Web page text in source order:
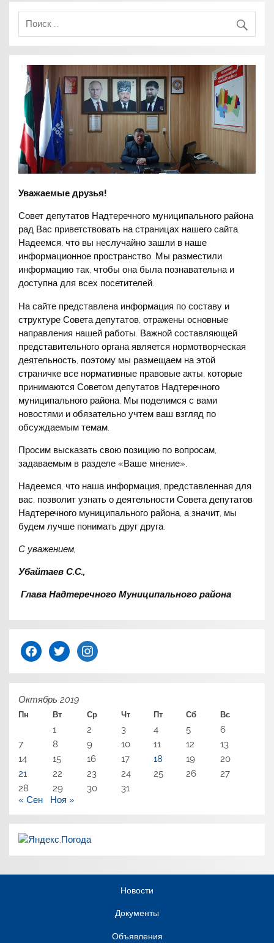
Уважаемые друзья!
Совет депутатов Надтеречного муниципального района
рад Вас приветствовать на страницах нашего сайта.
Надеемся, что вы неслучайно зашли в наше
информационное пространство. Мы разместили
информацию так, чтобы она была познавательна и
доступна для всех посетителей.
На сайте представлена информация по составу и
структуре Совета депутатов, отражены основные
направления нашей работы. Важной составляющей
представительного органа является нормотворческая
деятельность, поэтому мы размещаем на этой
страничке все нормативные правовые акты, которые
принимаются Советом депутатов Надтеречного
муниципального района. Мы поделимся с вами
новостями и обязательно учтем ваш взгляд по
обсуждаемым темам.
Просим высказать свою позицию по вопросам,
задаваемым в разделе «Ваше мнение».
Надеемся, что наша информация, представленная для
вас, позволит узнать о деятельности Совета депутатов
Надтеречного муниципального района, а значит, мы
будем лучше понимать друг друга.
С уважением,
Убайтаев С.С.,
Глава Надтеречного Муниципального района
facebooktwitter instagram
Октябрь 2019
Пн Вт Ср Чт Пт Сб Вс
1 2 3 4 5
6
7
8 9 10 11 12
13
14
15 16 17 18 19
20
21
22 23 24 25 26
27
28
29 30
31
« Сен
Ноя »
Новости
Документы
Объявления